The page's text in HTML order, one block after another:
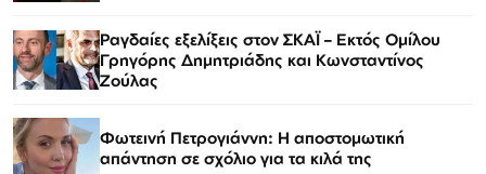
Ραγδαίες εξελίξεις στον ΣΚΑΪ – Εκτός Ομίλου
Γρηγόρης Δημητριάδης και Κωνσταντίνος
Ζούλας
Φωτεινή Πετρογιάννη: Η αποστομωτική
απάντηση σε σχόλιο για τα κιλά της